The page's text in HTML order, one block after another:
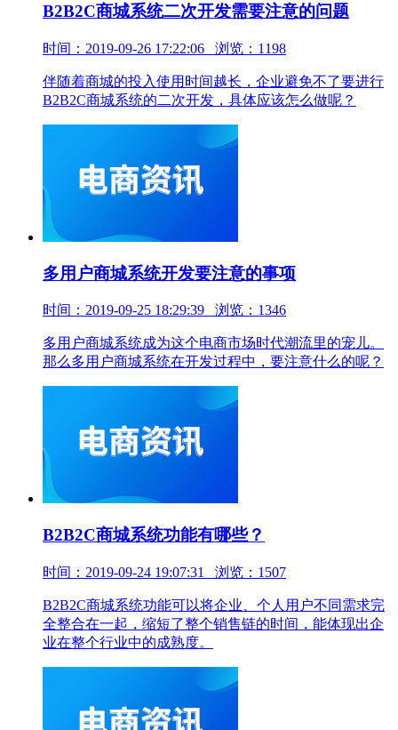
B2B2C商城系统二次开发需要注意的问题
时间：2019-09-26 17:22:06 浏览：1198
伴随着商城的投入使用时间越长，企业避免不了要进行
B2B2C商城系统的二次开发，具体应该怎么做呢？
多用户商城系统开发要注意的事项
时间：2019-09-25 18:29:39 浏览：1346
多用户商城系统成为这个电商市场时代潮流里的宠儿。
那么多用户商城系统在开发过程中，要注意什么的呢？
B2B2C商城系统功能有哪些？
时间：2019-09-24 19:07:31 浏览：1507
B2B2C商城系统功能可以将企业、个人用户不同需求完
全整合在一起，缩短了整个销售链的时间，能体现出企
业在整个行业中的成熟度。